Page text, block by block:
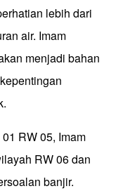
lebih dari
air. Imam
menjadi bahan
RW 05, Imam
RW 06 dan
banjir.